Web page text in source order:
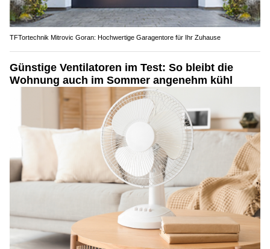
TFTortechnik Mitrovic Goran: Hochwertige Garagentore für Ihr Zuhause
Günstige Ventilatoren im Test: So bleibt die
Wohnung auch im Sommer angenehm kühl